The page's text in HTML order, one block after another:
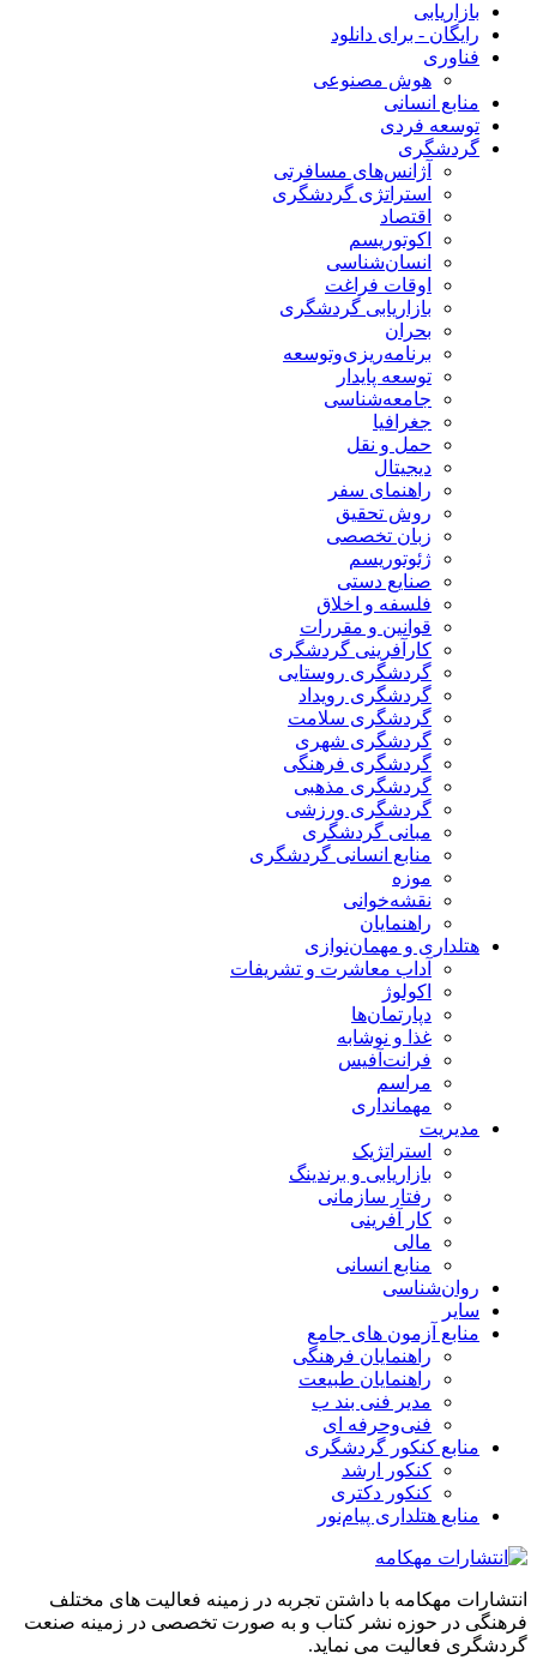
بازاریابی
رایگان - برای دانلود
فناوری
هوش مصنوعی
منابع انسانی
توسعه فردی
گردشگری
آژانس‌های مسافرتی
استراتژی گردشگری
اقتصاد
اکوتوریسم
انسان‌شناسی
اوقات فراغت
بازاریابی گردشگری
بحران
برنامه‌ریزی‌وتوسعه
توسعه پایدار
جامعه‌شناسی
جغرافیا
حمل و نقل
دیجیتال
راهنمای سفر
روش تحقیق
زبان تخصصی
ژئوتوریسم
صنایع دستی
فلسفه و اخلاق
قوانین و مقررات
کارآفرینی گردشگری
گردشگری روستایی
گردشگری رویداد
گردشگری سلامت
گردشگری شهری
گردشگری فرهنگی
گردشگری مذهبی
گردشگری ورزشی
مبانی گردشگری
منابع انسانی گردشگری
موزه
نقشه‌خوانی
راهنمایان
هتلداری و مهمان‌نوازی
آداب معاشرت و تشریفات
اکولوژ
دپارتمان‌ها
غذا و نوشابه
فرانت‌آفیس
مراسم
مهمانداری
مدیریت
استراتژیک
بازاریابی و برندینگ
رفتار سازمانی
کار آفرینی
مالی
منابع انسانی
روان‌شناسی
سایر
منابع آزمون های جامع
راهنمایان فرهنگی
راهنمایان طبیعت
مدیر فنی بند ب
فنی‌وحرفه‌ ای
منابع کنکور گردشگری
کنکور ارشد
کنکور دکتری
منابع هتلداری پیام‌نور
انتشارات مهکامه با داشتن تجربه در زمینه فعالیت های مختلف
فرهنگی در حوزه نشر کتاب و به صورت تخصصی در زمینه صنعت
گردشگری فعالیت می نماید.